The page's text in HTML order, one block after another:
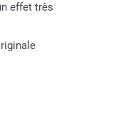
effet très